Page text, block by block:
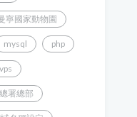
寧國家動物園
mysql php
vps
署總部